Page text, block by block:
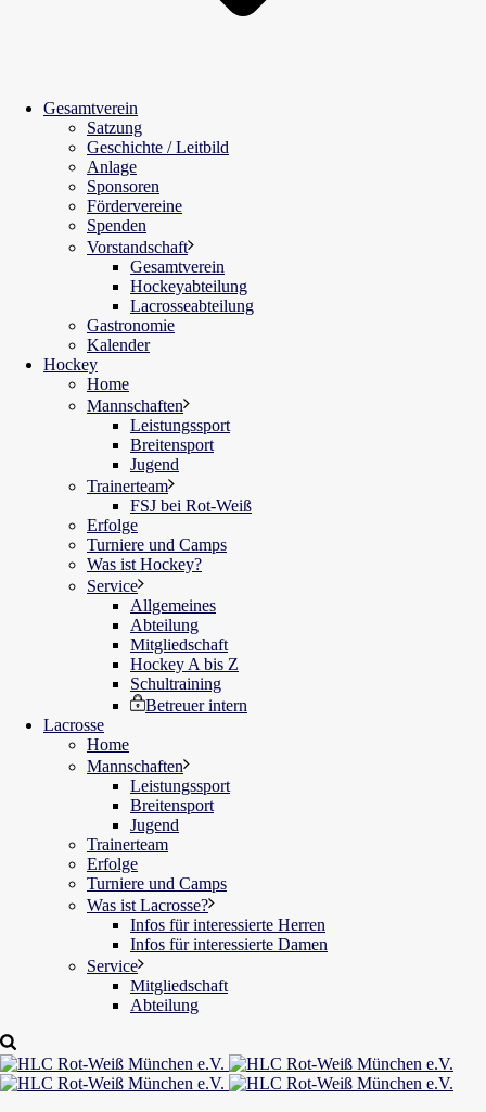
Gesamtverein
Satzung
Geschichte / Leitbild
Anlage
Sponsoren
Fördervereine
Spenden
Vorstandschaft
Gesamtverein
Hockeyabteilung
Lacrosseabteilung
Gastronomie
Kalender
Hockey
Home
Mannschaften
Leistungssport
Breitensport
Jugend
Trainerteam
FSJ bei Rot-Weiß
Erfolge
Turniere und Camps
Was ist Hockey?
Service
Allgemeines
Abteilung
Mitgliedschaft
Hockey A bis Z
Schultraining
Betreuer intern
Lacrosse
Home
Mannschaften
Leistungssport
Breitensport
Jugend
Trainerteam
Erfolge
Turniere und Camps
Was ist Lacrosse?
Infos für interessierte Herren
Infos für interessierte Damen
Service
Mitgliedschaft
Abteilung